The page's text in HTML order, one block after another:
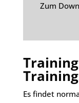
Zum
Es findet